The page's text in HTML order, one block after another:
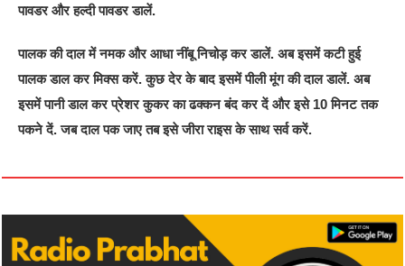
पावडर और हल्दी पावडर डालें.
पालक की दाल में नमक और आधा नींबू निचोड़ कर डालें. अब इसमें कटी हुई
पालक डाल कर मिक्स करें. कुछ देर के बाद इसमें पीली मूंग की दाल डालें. अब
इसमें पानी डाल कर प्रेशर कुकर का ढक्कन बंद कर दें और इसे 10 मिनट तक
पकने दें. जब दाल पक जाए तब इसे जीरा राइस के साथ सर्व करें.